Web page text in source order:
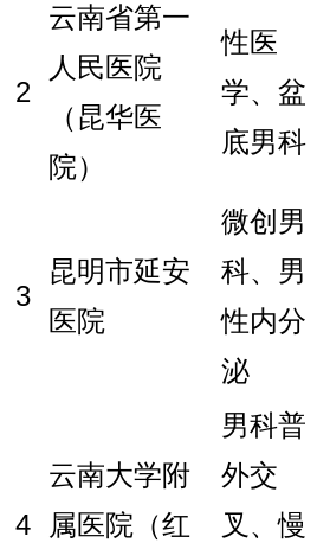
2
云南省第一
人民医院
（昆华医
院）
性医
学、盆
底男科
3
昆明市延安
医院
微创男
科、男
性内分
泌
4
云南大学附
属医院（红
男科普
外交
叉、慢